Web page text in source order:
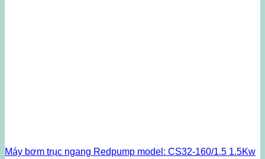
Máy bơm trục ngang Redpump model: CS32-160/1.5 1.5Kw